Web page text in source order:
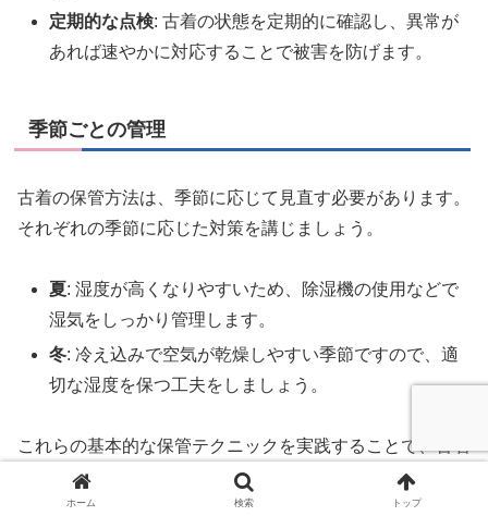
定期的な点検: 古着の状態を定期的に確認し、異常が
あれば速やかに対応することで被害を防げます。
季節ごとの管理
古着の保管方法は、季節に応じて見直す必要があります。
それぞれの季節に応じた対策を講じましょう。
夏: 湿度が高くなりやすいため、除湿機の使用などで
湿気をしっかり管理します。
冬: 冷え込みで空気が乾燥しやすい季節ですので、適
切な湿度を保つ工夫をしましょう。
これらの基本的な保管テクニックを実践することで、古着
の状態を良好に保ち、その魅力を長く楽しむことができま
す。愛情を込めた手入れをすることで、古着はその価値を
ホーム 検索 トップ